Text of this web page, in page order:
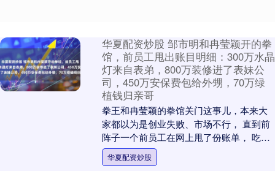
华夏配资炒股 邹市明和冉莹颖开的拳
馆，前员工甩出账目明细：300万水晶
灯来自表弟，800万装修进了表妹公
司，450万安保费包给外甥，70万绿
植钱归亲哥
拳王和冉莹颖的拳馆关门这事儿，本来大
家都以为是创业失败、市场不行， 直到前
阵子一个前员工在网上甩了份账单， 吃瓜
群众才反应过来——这哪是做生意啊，这
简直是家族内....
华夏配资炒股